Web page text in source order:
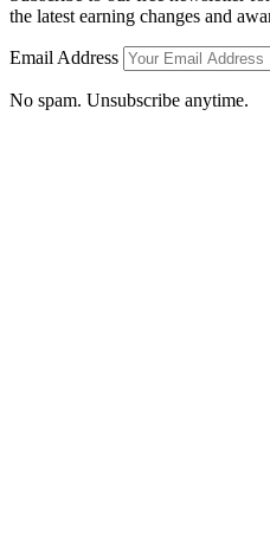
the latest earning changes and
Email Address
No spam. Unsubscribe anytime.